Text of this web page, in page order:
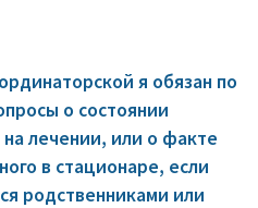
я обязан по
о состоянии
лечении, или о факте
в стационаре, если
родственниками или